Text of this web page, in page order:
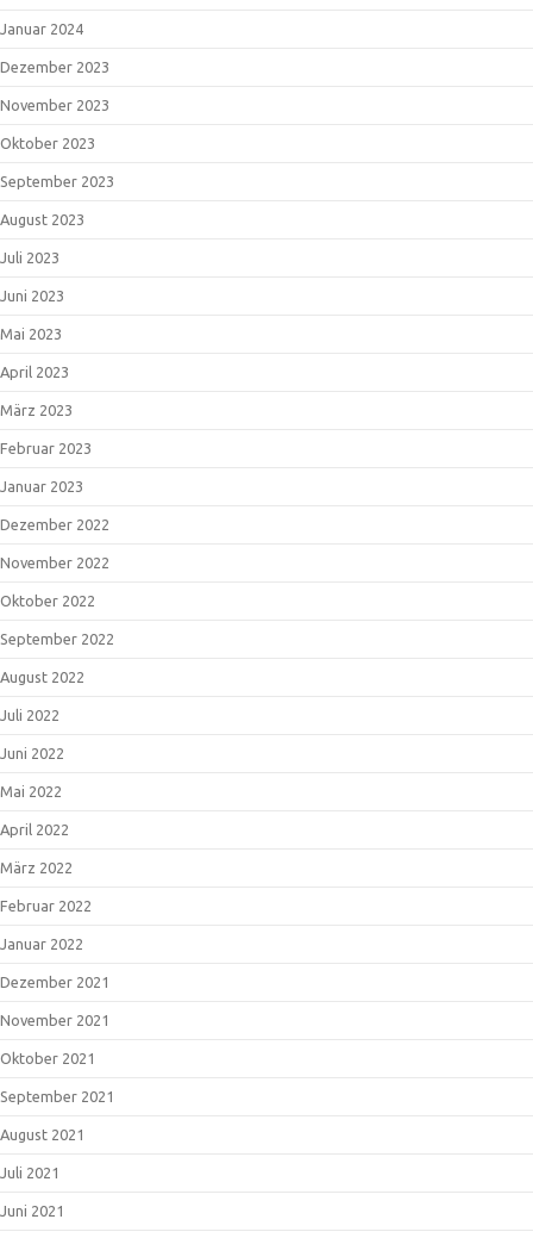
Januar 2024
Dezember 2023
November 2023
Oktober 2023
September 2023
August 2023
Juli 2023
Juni 2023
Mai 2023
April 2023
März 2023
Februar 2023
Januar 2023
Dezember 2022
November 2022
Oktober 2022
September 2022
August 2022
Juli 2022
Juni 2022
Mai 2022
April 2022
März 2022
Februar 2022
Januar 2022
Dezember 2021
November 2021
Oktober 2021
September 2021
August 2021
Juli 2021
Juni 2021